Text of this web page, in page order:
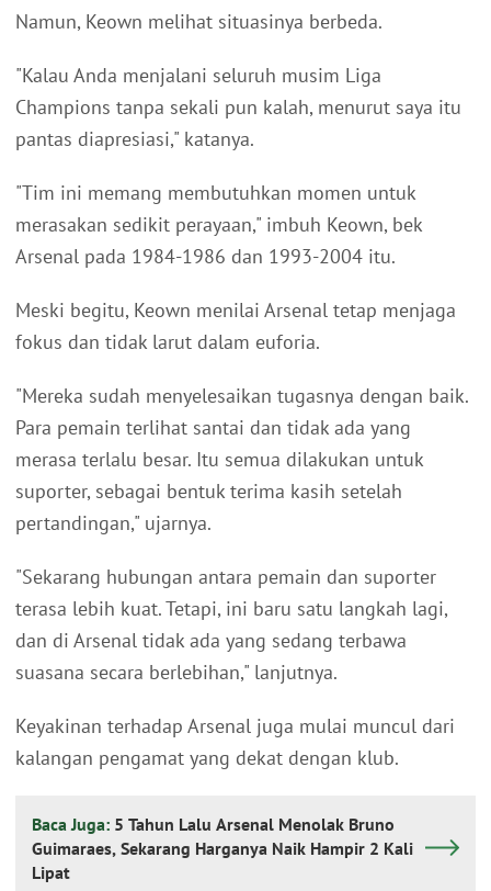
Namun, Keown melihat situasinya berbeda.
"Kalau Anda menjalani seluruh musim Liga
Champions tanpa sekali pun kalah, menurut saya itu
pantas diapresiasi," katanya.
"Tim ini memang membutuhkan momen untuk
merasakan sedikit perayaan," imbuh Keown, bek
Arsenal pada 1984-1986 dan 1993-2004 itu.
Meski begitu, Keown menilai Arsenal tetap menjaga
fokus dan tidak larut dalam euforia.
"Mereka sudah menyelesaikan tugasnya dengan baik.
Para pemain terlihat santai dan tidak ada yang
merasa terlalu besar. Itu semua dilakukan untuk
suporter, sebagai bentuk terima kasih setelah
pertandingan," ujarnya.
"Sekarang hubungan antara pemain dan suporter
terasa lebih kuat. Tetapi, ini baru satu langkah lagi,
dan di Arsenal tidak ada yang sedang terbawa
suasana secara berlebihan," lanjutnya.
Keyakinan terhadap Arsenal juga mulai muncul dari
kalangan pengamat yang dekat dengan klub.
Baca Juga: 5 Tahun Lalu Arsenal Menolak Bruno
Guimaraes, Sekarang Harganya Naik Hampir 2 Kali
Lipat